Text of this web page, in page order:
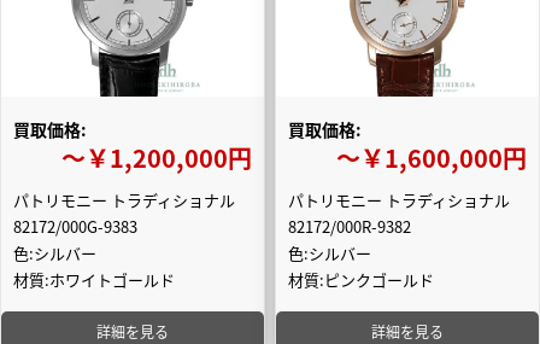
買取価格:
〜￥1,200,000円
パトリモニー トラディショナル
82172/000G-9383
色:シルバー
材質:ホワイトゴールド
詳細を見る
買取価格:
〜￥1,600,000円
パトリモニー トラディショナル
82172/000R-9382
色:シルバー
材質:ピンクゴールド
詳細を見る